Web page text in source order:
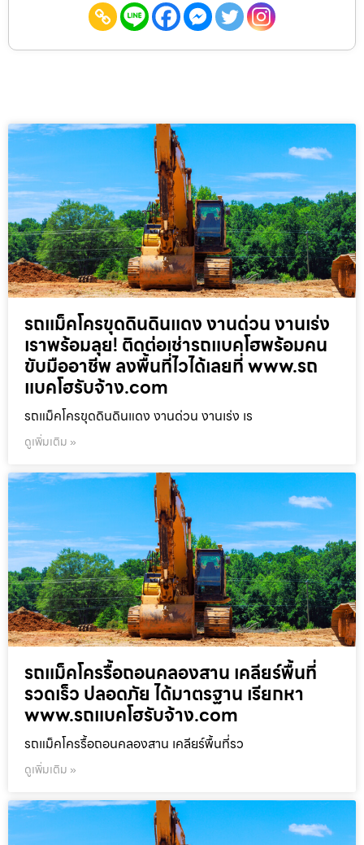
รถแม็คโครขุดดินดินแดง งานด่วน งานเร่ง
เราพร้อมลุย! ติดต่อเช่ารถแบคโฮพร้อมคน
ขับมืออาชีพ ลงพื้นที่ไวได้เลยที่ www.รถ
แบคโฮรับจ้าง.com
รถแม็คโครขุดดินดินแดง งานด่วน งานเร่ง เร
ดูเพิ่มเติม »
รถแม็คโครรื้อถอนคลองสาน เคลียร์พื้นที่
รวดเร็ว ปลอดภัย ได้มาตรฐาน เรียกหา
www.รถแบคโฮรับจ้าง.com
รถแม็คโครรื้อถอนคลองสาน เคลียร์พื้นที่รว
ดูเพิ่มเติม »